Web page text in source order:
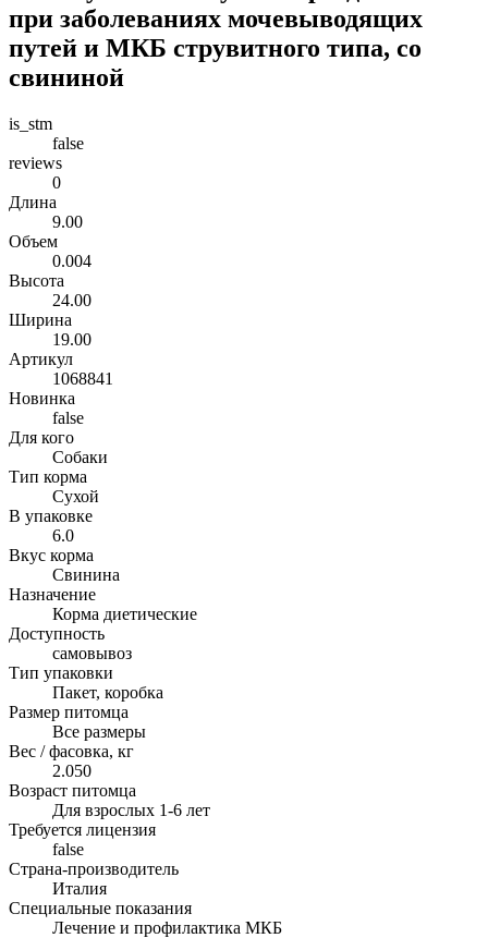
при заболеваниях мочевыводящих
путей и МКБ струвитного типа, со
свининой
is_stm
false
reviews
0
Длина
9.00
Объем
0.004
Высота
24.00
Ширина
19.00
Артикул
1068841
Новинка
false
Для кого
Собаки
Тип корма
Сухой
В упаковке
6.0
Вкус корма
Свинина
Назначение
Корма диетические
Доступность
самовывоз
Тип упаковки
Пакет, коробка
Размер питомца
Все размеры
Вес / фасовка, кг
2.050
Возраст питомца
Для взрослых 1-6 лет
Требуется лицензия
false
Страна-производитель
Италия
Специальные показания
Лечение и профилактика МКБ